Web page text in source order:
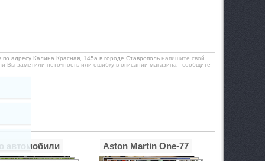
адресу Калина Красная, 145а в городе Ставрополь напишите свой
Вы заметили неточность или ошибку в описании магазина - сообщите
автомобили Aston Martin One-77